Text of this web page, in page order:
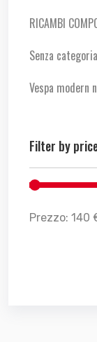
RICAMBI
Senza categoria
Vespa modern
Filter by
Prezzo: 140